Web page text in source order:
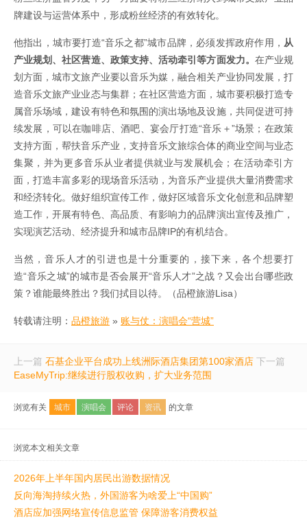
牌建设与运营体系中，形成粉丝经济的有效转化。
他指出，城市要打造“音乐之都”城市品牌，必须发挥政府作用， 从
产业规划、社区营造、政策支持、活动牵引等方面发力。 在产业规
划方面，城市文旅产业要以音乐为媒，融合相关产业协同发展，打
造音乐文旅产业业态与集群；在社区营造方面，城市要积极打造专
属音乐场域，建设有特色和氛围的演出场地及设施，共同促进可持
续发展，可以在咖啡店、酒吧、宴会厅打造“音乐＋”场景；在政策
支持方面，帮扶音乐产业，支持音乐文旅综合体的商业空间与业态
集聚，并为更多音乐从业者提供就业与发展机会；在活动牵引方
面，打造丰富多彩的现场音乐活动，为音乐产业提供大量消费需求
和经济转化。做好组织宣传工作，做好区域音乐文化创意和品牌塑
造工作，开展有特色、高品质、有影响力的品牌演出宣传及推广，
实现演艺活动、经济提升和城市品牌IP的有机结合。
当然，音乐人才的引进也是十分重要的，接下来，各个想要打
造“音乐之城”的城市是否会展开“音乐人才”之战？又会出台哪些政
策？谁能最终胜出？我们拭目以待。（品橙旅游Lisa）
转载请注明： 品橙旅游 » 账与仗：演唱会“营城”
上一篇 石基企业平台成功上线洲际酒店集团第100家酒店 下一篇
EaseMyTrip:继续进行股权收购，扩大业务范围
浏览有关 城市 演唱会 评论 资讯 的文章
浏览本文相关文章
2026年上半年国内居民出游数据情况
反向海淘持续火热，外国游客为啥爱上“中国购”
酒店应加强网络宣传信息监管 保障游客消费权益